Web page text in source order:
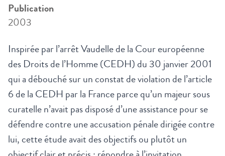
Publication
2003
Inspirée par l’arrêt Vaudelle de la Cour européenne
des Droits de l’Homme (CEDH) du 30 janvier 2001
qui a débouché sur un constat de violation de l’article
6 de la CEDH par la France parce qu’un majeur sous
curatelle n’avait pas disposé d’une assistance pour se
défendre contre une accusation pénale dirigée contre
lui, cette étude avait des objectifs ou plutôt un